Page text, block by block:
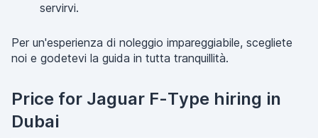
servirvi.
Per un'esperienza di noleggio impareggiabile, scegliete
noi e godetevi la guida in tutta tranquillità.
Price for Jaguar F-Type hiring in
Dubai